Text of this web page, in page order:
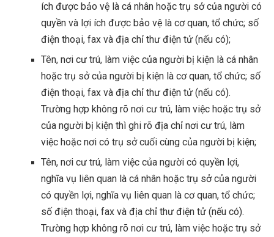
ích được bảo vệ là cá nhân hoặc trụ sở của người có
quyền và lợi ích được bảo vệ là cơ quan, tổ chức; số
điện thoại, fax và địa chỉ thư điện tử (nếu có);
Tên, nơi cư trú, làm việc của người bị kiện là cá nhân
hoặc trụ sở của người bị kiện là cơ quan, tổ chức; số
điện thoại, fax và địa chỉ thư điện tử (nếu có).
Trường hợp không rõ nơi cư trú, làm việc hoặc trụ sở
của người bị kiện thì ghi rõ địa chỉ nơi cư trú, làm
việc hoặc nơi có trụ sở cuối cùng của người bị kiện;
Tên, nơi cư trú, làm việc của người có quyền lợi,
nghĩa vụ liên quan là cá nhân hoặc trụ sở của người
có quyền lợi, nghĩa vụ liên quan là cơ quan, tổ chức;
số điện thoại, fax và địa chỉ thư điện tử (nếu có).
Trường hợp không rõ nơi cư trú, làm việc hoặc trụ sở